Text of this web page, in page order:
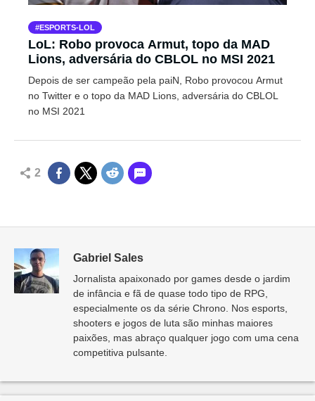
ESPORTS-LOL
LoL: Robo provoca Armut, topo da MAD
Lions, adversária do CBLOL no MSI 2021
Depois de ser campeão pela paiN, Robo provocou Armut
no Twitter e o topo da MAD Lions, adversária do CBLOL
no MSI 2021
2
Gabriel Sales
Jornalista apaixonado por games desde o jardim
de infância e fã de quase todo tipo de RPG,
especialmente os da série Chrono. Nos esports,
shooters e jogos de luta são minhas maiores
paixões, mas abraço qualquer jogo com uma cena
competitiva pulsante.